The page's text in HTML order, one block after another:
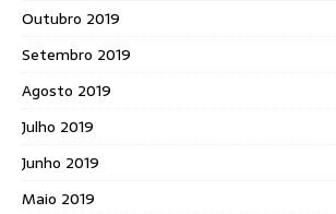
Outubro 2019
Setembro 2019
Agosto 2019
Julho 2019
Junho 2019
Maio 2019